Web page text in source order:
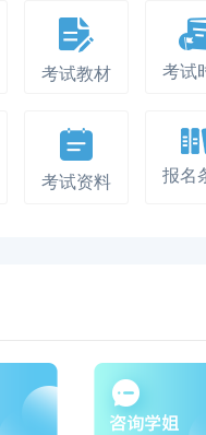
考试教材 考试
考试资料 报名